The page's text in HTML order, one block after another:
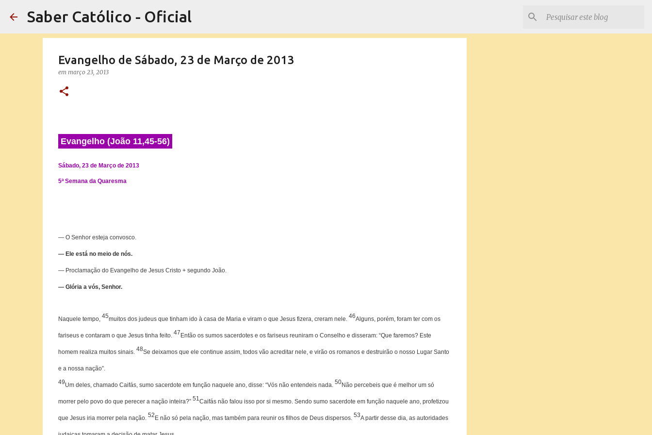
Saber Católico - Oficial
Evangelho de Sábado, 23 de Março de 2013
em março 23, 2013
Evangelho (João 11,45-56)
Sábado, 23 de Março de 2013
5ª Semana da Quaresma
— O Senhor esteja convosco.
— Ele está no meio de nós.
— Proclamação do Evangelho de Jesus Cristo + segundo João.
— Glória a vós, Senhor.
Naquele tempo, 45muitos dos judeus que tinham ido à casa de Maria e viram o que Jesus fizera, creram nele. 46Alguns, porém, foram ter com os
fariseus e contaram o que Jesus tinha feito. 47 Então os sumos sacerdotes e os fariseus reuniram o Conselho e disseram: “Que faremos? Este
homem realiza muitos sinais. 48Se deixamos que ele continue assim, todos vão acreditar nele, e virão os romanos e destruirão o nosso Lugar Santo
e a nossa nação”.
49Um deles, chamado Caifás, sumo sacerdote em função naquele ano, disse: “Vós não enten­deis nada. 50Não percebeis que é melhor um só
morrer pelo povo do que perecer a nação inteira?” 51Caifás não falou isso por si mesmo. Sendo sumo sacerdote em função naquele ano, profetizou
que Jesus iria morrer pela nação. 52 E não só pela nação, mas também para reunir os filhos de Deus dispersos. 53A partir desse dia, as autoridades